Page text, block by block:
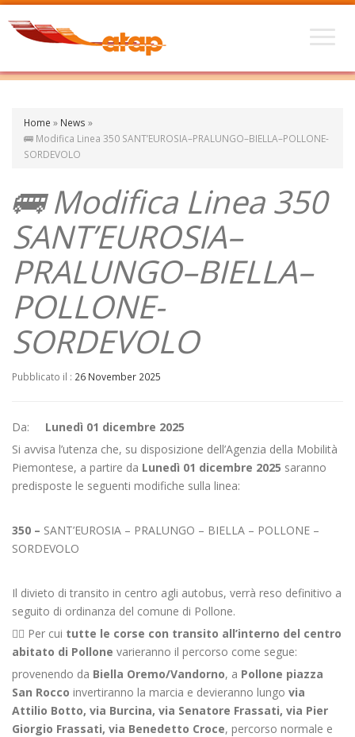
Home » News »
🚌 Modifica Linea 350 SANT’EUROSIA–PRALUNGO–BIELLA–POLLONE-
SORDEVOLO
🚌 Modifica Linea 350
SANT’EUROSIA–
PRALUNGO–BIELLA–
POLLONE-
SORDEVOLO
Pubblicato il : 26 November 2025
Da: Lunedì 01 dicembre 2025
Si avvisa l’utenza che, su disposizione dell’Agenzia della Mobilità
Piemontese, a partire da Lunedì 01 dicembre 2025 saranno
predisposte le seguenti modifiche sulla linea:
350 – SANT’EUROSIA – PRALUNGO – BIELLA – POLLONE –
SORDEVOLO
Il divieto di transito in centro agli autobus, verrà reso definitivo a
seguito di ordinanza del comune di Pollone.
👉🏻 Per cui tutte le corse con transito all’interno del centro
abitato di Pollone varieranno il percorso come segue:
provenendo da Biella Oremo/Vandorno, a Pollone piazza
San Rocco invertiranno la marcia e devieranno lungo via
Attilio Botto, via Burcina, via Senatore Frassati, via Pier
Giorgio Frassati, via Benedetto Croce, percorso normale e